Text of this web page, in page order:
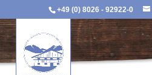
+49 (0) 8026 - 92922-0